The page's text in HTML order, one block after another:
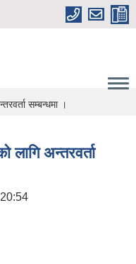
सम्बन्धमा ।
लागि अन्तरवर्ता